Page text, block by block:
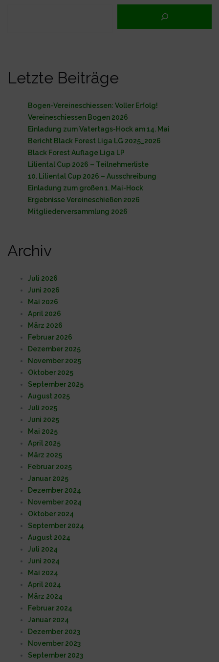
Letzte Beiträge
Bogen-Vereineschiessen: Voller Erfolg!
Vereineschiessen Bogen 2026
Einladung zum Vatertags-Hock am 14. Mai
Bericht Black Forest Liga LG 2025_2026
Black Forest Auflage Liga LP
Liliental Cup 2026 – Teilnehmerliste
10. Liliental Cup 2026 – Ausschreibung
Einladung zum großen 1. Mai-Hock
Ergebnisse Vereineschießen 2026
Mitgliederversammlung 2026
Archiv
Juli 2026
Juni 2026
Mai 2026
April 2026
März 2026
Februar 2026
Dezember 2025
November 2025
Oktober 2025
September 2025
August 2025
Juli 2025
Juni 2025
Mai 2025
April 2025
März 2025
Februar 2025
Januar 2025
Dezember 2024
November 2024
Oktober 2024
September 2024
August 2024
Juli 2024
Juni 2024
Mai 2024
April 2024
März 2024
Februar 2024
Januar 2024
Dezember 2023
November 2023
September 2023